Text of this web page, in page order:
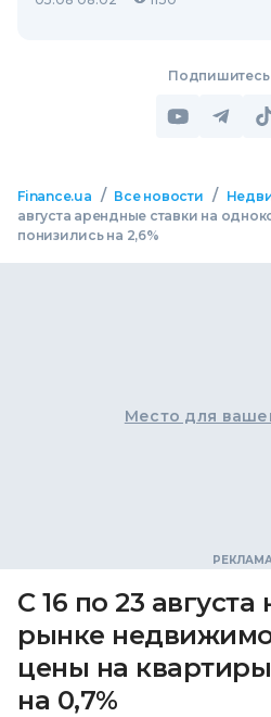
Подпишитесь
Finance.ua / Все новости /
августа арендные ставки на
понизились на 2,6%
Место для
С 16 по 23
рынке
цены на
на 0,7%